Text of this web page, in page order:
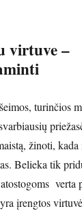
virtuve –
turinčios
žinoti,
Belieka tik
verta
įrengtos